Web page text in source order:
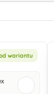
wariantu